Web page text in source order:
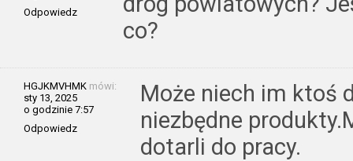
Odpowiedz
co?
HGJKMVHMK mówi:
sty 13, 2025
o godzinie 7:57
Odpowiedz
Może niech im ktoś
niezbędne
dotarli do pracy.